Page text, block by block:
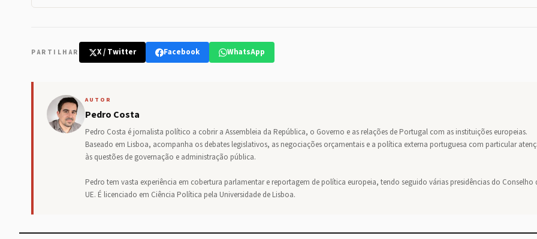
PARTILHAR X / Twitter Facebook WhatsApp
AUTOR
Pedro Costa
Pedro Costa é jornalista político a cobrir a Assembleia da República, o Governo e as relações de Portugal com as instituições europeias.
Baseado em Lisboa, acompanha os debates legislativos, as negociações orçamentais e a política externa portuguesa com particular
às questões de governação e administração pública.
Pedro tem vasta experiência em cobertura parlamentar e reportagem de política europeia, tendo seguido várias presidências do Conselho
UE. É licenciado em Ciência Política pela Universidade de Lisboa.